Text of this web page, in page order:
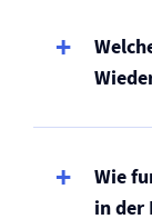
Wie
in der